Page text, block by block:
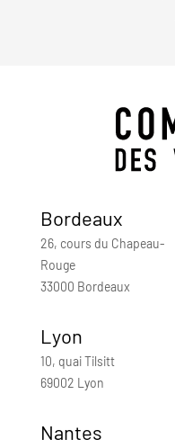
Bordeaux
26, cours du Chapeau-
Rouge
33000 Bordeaux
Lyon
10, quai Tilsitt
69002 Lyon
Nantes